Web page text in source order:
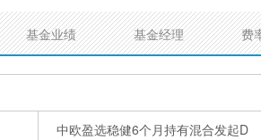
基金业绩 基金经理 费
中欧盈选稳健6个月持有混合发起D